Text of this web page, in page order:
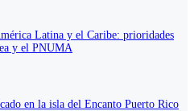
Latina y el Caribe: prioridades
y el PNUMA
en la isla del Encanto Puerto Rico